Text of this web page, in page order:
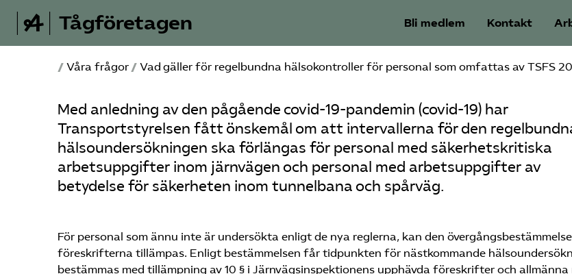
Tågföretagen Bli medlem Kontakt
/ Våra frågor / Vad gäller för regelbundna hälsokontroller för personal som omfattas av TSFS
Med anledning av den pågående covid-19-pandemin (covid-19) har
Transportstyrelsen fått önskemål om att intervallerna för den
hälsoundersökningen ska förlängas för personal med säkerhetskritiska
arbetsuppgifter inom järnvägen och personal med arbetsuppgifter av
betydelse för säkerheten inom tunnelbana och spårväg.
För personal som ännu inte är undersökta enligt de nya reglerna, kan den
föreskrifterna tillämpas. Enligt bestämmelsen får tidpunkten för nästkommande
bestämmas med tillämpning av 10 § i Järnvägsinspektionens upphävda föreskrifter och allmänna